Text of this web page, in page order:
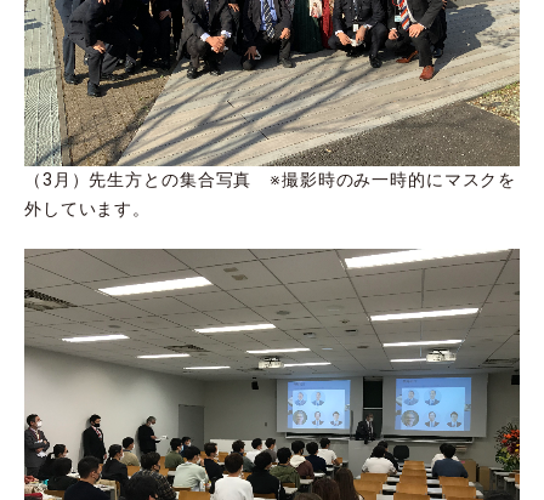
（3月）先生方との集合写真 ※撮影時のみ一時的にマスクを
外しています。